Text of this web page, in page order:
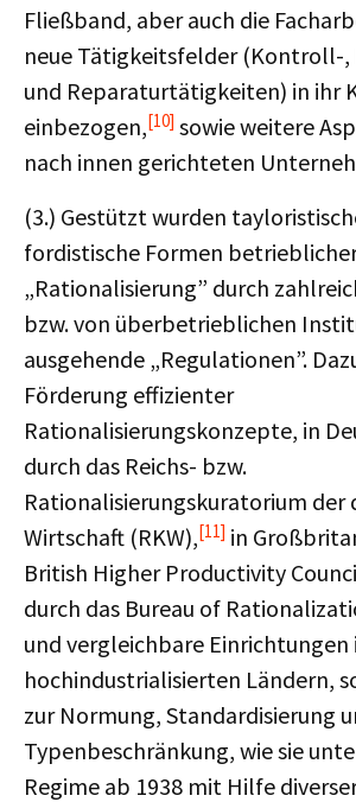
Fließband, aber auch die
neue Tätigkeitsfelder (Kontroll-,
und Reparaturtätigkeiten) in ihr
einbezogen,[10] sowie weitere
nach innen gerichteten
(3.) Gestützt wurden
fordistische Formen
„Rationalisierung” durch
bzw. von überbetrieblichen
ausgehende „Regulationen”.
Förderung effizienter
Rationalisierungskonzepte, in
durch das Reichs- bzw.
Rationalisierungskuratorium der
Wirtschaft (RKW),[11] in
British Higher Productivity
durch das Bureau of
und vergleichbare Einrichtungen
hochindustrialisierten Ländern,
zur Normung, Standardisierung
Typenbeschränkung, wie sie
Regime ab 1938 mit Hilfe